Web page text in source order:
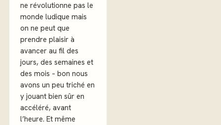
ne révolutionne pas le
monde ludique mais
on ne peut que
prendre plaisir à
avancer au fil des
jours, des semaines et
des mois – bon nous
avons un peu triché en
y jouant bien sûr en
accéléré, avant
l’heure. Et même